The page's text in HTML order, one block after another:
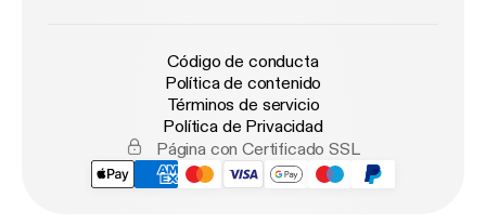
Código de conducta
Política de contenido
Términos de servicio
Política de Privacidad
Página con Certificado SSL